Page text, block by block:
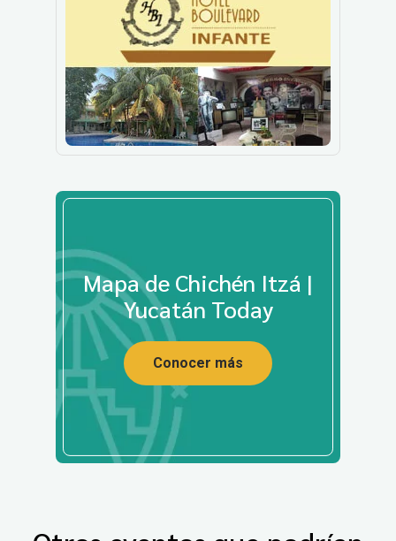
Mapa de Chichén Itzá |
Yucatán Today
Conocer más